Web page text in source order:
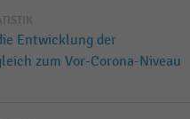
Entwicklung der
zum Vor-Corona-Niveau